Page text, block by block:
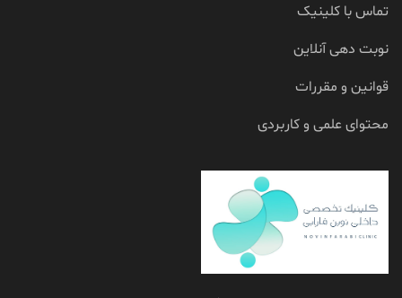
تماس با کلینیک
نوبت دهی آنلاین
قوانین و مقررات
محتوای علمی و کاربردی